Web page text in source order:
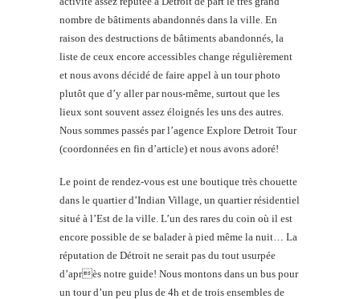
nombre de bâtiments abandonnés dans la ville. En
raison des destructions de bâtiments abandonnés, la
liste de ceux encore accessibles change régulièrement
et nous avons décidé de faire appel à un tour photo
plutôt que d’y aller par nous-même, surtout que les
lieux sont souvent assez éloignés les uns des autres.
Nous sommes passés par l’agence Explore Detroit Tour
(coordonnées en fin d’article) et nous avons adoré!
Le point de rendez-vous est une boutique très chouette
dans le quartier d’Indian Village, un quartier résidentiel
situé à l’Est de la ville. L’un des rares du coin où il est
encore possible de se balader à pied même la nuit… La
réputation de Détroit ne serait pas du tout usurpée
d’après notre guide! Nous montons dans un bus pour
un tour d’un peu plus de 4h et de trois ensembles de